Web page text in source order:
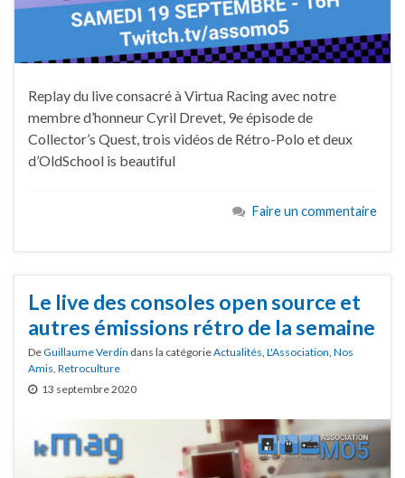
Replay du live consacré à Virtua Racing avec notre
membre d’honneur Cyril Drevet, 9e épisode de
Collector’s Quest, trois vidéos de Rétro-Polo et deux
d’OldSchool is beautiful
Faire un commentaire
Le live des consoles open source et
autres émissions rétro de la semaine
DeGuillaume Verdin dans la catégorieActualités, L'Association, Nos
Amis, Retroculture
13 septembre 2020